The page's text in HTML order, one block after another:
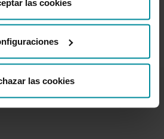
de Cookies.
las cookies
las cookies
Enviar